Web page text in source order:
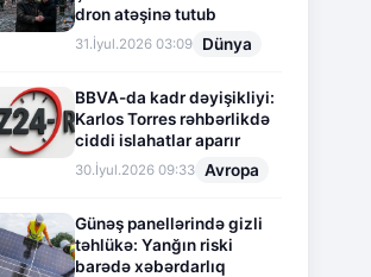
dron atəşinə tutub
31.İyul.2026 03:09 Dünya
BBVA-da kadr dəyişikliyi:
Karlos Torres rəhbərlikdə
ciddi islahatlar aparır
30.İyul.2026 09:33 Avropa
Günəş panellərində gizli
təhlükə: Yanğın riski
barədə xəbərdarlıq